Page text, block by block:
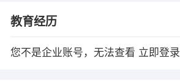
教育经历
您不是企业账号，无法查看 立即登录